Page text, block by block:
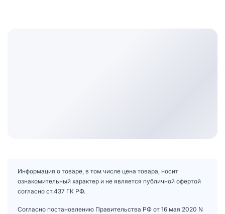
Информация о товаре, в том числе цена товара, носит
ознакомительный характер и не является публичной офертой
согласно ст.437 ГК РФ.
Согласно постановлению Правительства РФ от 16 мая 2020 N